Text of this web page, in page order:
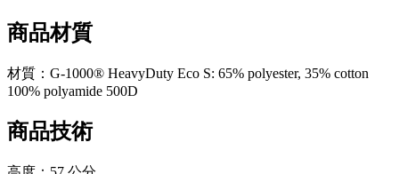
商品材質
材質：G-1000® HeavyDuty Eco S: 65% polyester, 35% cotton
100% polyamide 500D
商品技術